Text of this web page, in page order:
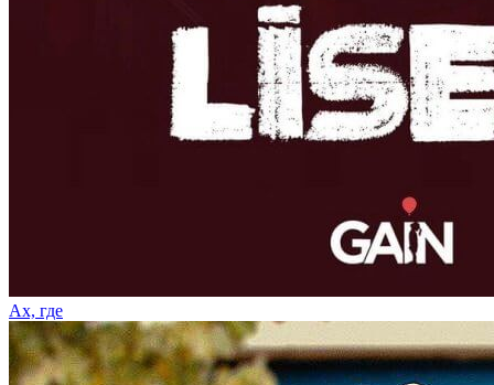
Ах, где